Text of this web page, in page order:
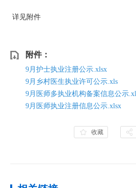
详见附件
附件：
9月护士执业注册公示.xlsx
9月乡村医生执业许可公示.xls
9月医师多执业机构备案信息公示
9月医师执业注册信息公示.xlsx
收藏